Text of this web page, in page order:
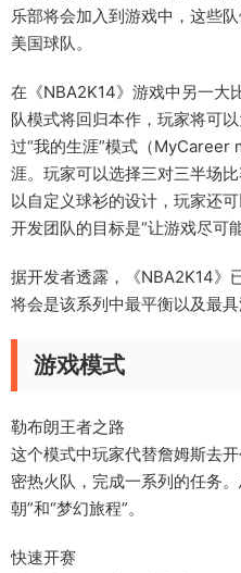
乐部将会加入到游戏中，这些
美国球队。
在《NBA2K14》游戏中另一大
队模式将回归本作，玩家将可
过“我的生涯”模式（MyCareer
涯。玩家可以选择三对三半场
以自定义球衫的设计，玩家还
开发团队的目标是“让游戏尽可能
据开发者透露，《NBA2K14》
将会是该系列中最平衡以及最具
游戏模式
勒布朗王者之路
这个模式中玩家代替詹姆斯去
密热火队，完成一系列的任务
朝”和“梦幻旅程”。
快速开赛